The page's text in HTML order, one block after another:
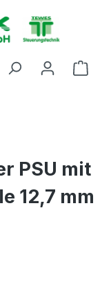
PSU mit
12,7 mm